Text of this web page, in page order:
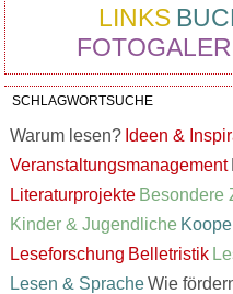
LINKS
SCHLAGWORTSUCHE
Warum lesen? Ideen &
Veranstaltungsmanagement
Literaturprojekte Besondere
Kinder & Jugendliche
Leseforschung Belletristik
Lesen & Sprache Wie